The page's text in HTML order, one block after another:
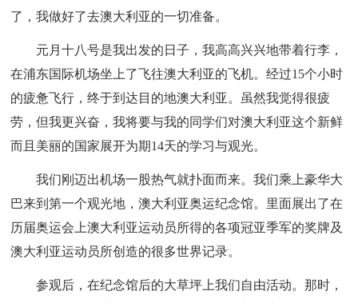
了，我做好了去澳大利亚的一切准备。
元月十八号是我出发的日子，我高高兴兴地带着行李，
在浦东国际机场坐上了飞往澳大利亚的飞机。经过15个小时
的疲惫飞行，终于到达目的地澳大利亚。虽然我觉得很疲
劳，但我更兴奋，我将要与我的同学们对澳大利亚这个新鲜
而且美丽的国家展开为期14天的学习与观光。
我们刚迈出机场一股热气就扑面而来。我们乘上豪华大
巴来到第一个观光地，澳大利亚奥运纪念馆。里面展出了在
历届奥运会上澳大利亚运动员所得的各项冠亚季军的奖牌及
澳大利亚运动员所创造的很多世界记录。
参观后，在纪念馆后的大草坪上我们自由活动。那时，